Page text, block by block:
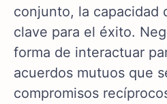
conjunto, la capacidad
clave para el éxito.
forma de interactuar
acuerdos mutuos que
compromisos